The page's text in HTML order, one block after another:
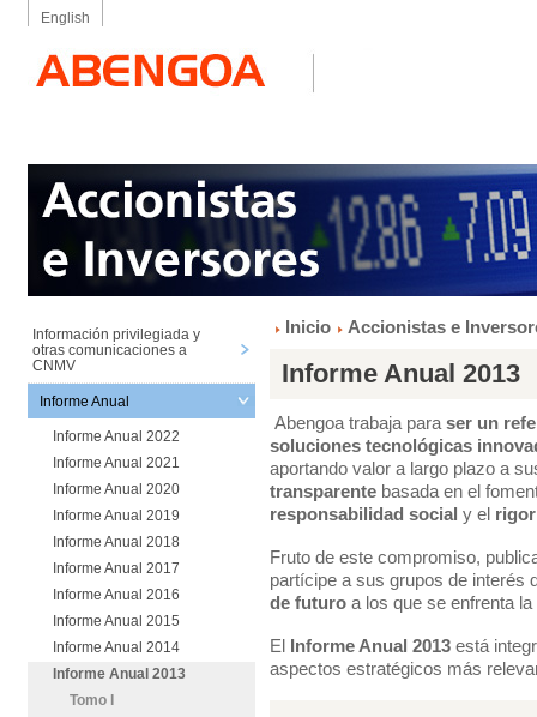
English
Información privilegiada y
otras comunicaciones a
CNMV
Informe Anual
Informe Anual 2022
Informe Anual 2021
Informe Anual 2020
Informe Anual 2019
Informe Anual 2018
Informe Anual 2017
Informe Anual 2016
Informe Anual 2015
Informe Anual 2014
Informe Anual 2013
Tomo I
Inicio Accionistas e
Informe Anual 2013
Abengoa trabaja para ser un
soluciones tecnológicas
aportando valor a largo plazo a
transparente basada en el
responsabilidad social y el rigor
Fruto de este compromiso,
partícipe a sus grupos de interés
de futuro a los que se enfrenta
El Informe Anual 2013 está
aspectos estratégicos más